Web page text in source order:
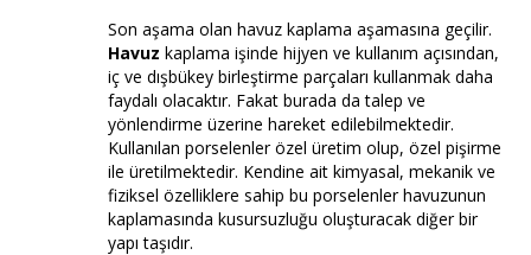
Son aşama olan havuz kaplama aşamasına geçilir.
Havuz kaplama işinde hijyen ve kullanım açısından,
iç ve dışbükey birleştirme parçaları kullanmak daha
faydalı olacaktır. Fakat burada da talep ve
yönlendirme üzerine hareket edilebilmektedir.
Kullanılan porselenler özel üretim olup, özel pişirme
ile üretilmektedir. Kendine ait kimyasal, mekanik ve
fiziksel özelliklere sahip bu porselenler havuzunun
kaplamasında kusursuzluğu oluşturacak diğer bir
yapı taşıdır.